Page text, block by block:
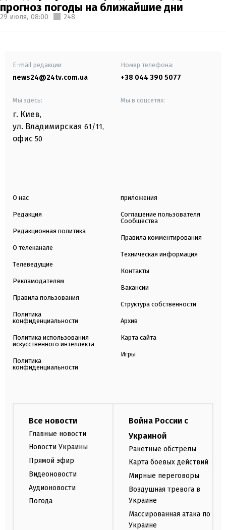
прогноз погоды на ближайшие дни
29 июля, 08:00 248
E-mail редакции
news24@24tv.com.ua
Номер телефона:
+38 044 390 5077
Мы здесь:
г. Киев,
ул. Владимирская 61/11,
офис 50
Мы в соцсетях:
О нас
Редакция
Редакционная политика
О телеканале
Телеведущие
Рекламодателям
Правила пользования
Политика
конфиденциальности
Политика использования
искусственного интеллекта
Политика
конфиденциальности
приложения
Соглашение пользователя
Сообщества
Правила комментирования
Техническая информация
Контакты
Вакансии
Структура собственности
Архив
Карта сайта
Игры
Все новости
Главные новости
Новости Украины
Прямой эфир
Видеоновости
Аудионовости
Погода
Война России с
Украиной
Ракетные обстрелы
Карта боевых действий
Мирные переговоры
Воздушная тревога в
Украине
Массированная атака по
Украине